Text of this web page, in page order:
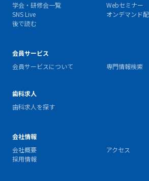
学会・研修会一覧
Webセミナー
SNS Live
オンデマンド
後で読む
会員サービス
会員サービスについて
専門情報検索
歯科求人
歯科求人を探す
会社情報
会社概要
アクセス
採用情報